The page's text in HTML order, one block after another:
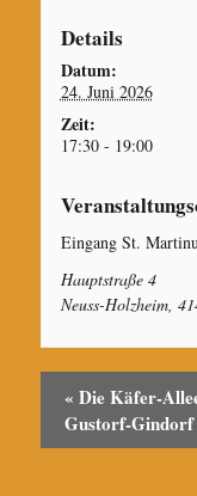
Details
Datum:
24. Juni 2026
Zeit:
17:30 - 19:00
Eingang St.
Hauptstraße 4
Neuss-Holzheim,
« Die Käfer-
Gustorf-Gindorf